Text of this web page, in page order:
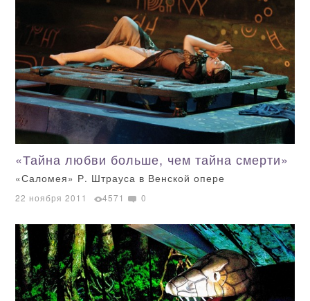
«Тайна любви больше, чем тайна смерти»
«Саломея» Р. Штрауса в Венской опере
22 ноября 2011 4571 0